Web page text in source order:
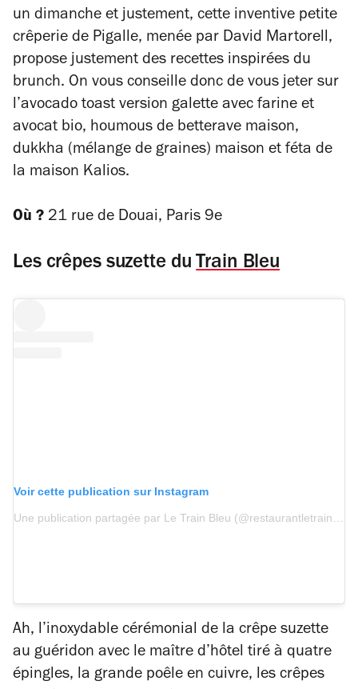
un dimanche et justement, cette inventive petite
crêperie de Pigalle, menée par David Martorell,
propose justement des recettes inspirées du
brunch. On vous conseille donc de vous jeter sur
l’avocado toast version galette avec farine et
avocat bio, houmous de betterave maison,
dukkha (mélange de graines) maison et féta de
la maison Kalios.
Où ? 21 rue de Douai, Paris 9e
Les crêpes suzette duTrain Bleu
Voir cette publication sur Instagram
Une publication partagée par Le Train Bleu (@restaurantletrainbleu)
Ah, l’inoxydable cérémonial de la crêpe suzette
au guéridon avec le maître d’hôtel tiré à quatre
épingles, la grande poêle en cuivre, les crêpes